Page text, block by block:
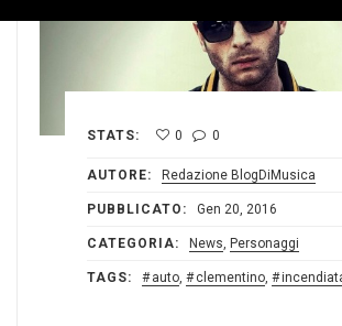
STATS: 0 0
AUTORE: Redazione BlogDiMusica
PUBBLICATO: Gen 20, 2016
CATEGORIA: News, Personaggi
TAGS: auto, clementino,